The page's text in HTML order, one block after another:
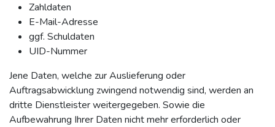
Zahldaten
E-Mail-Adresse
ggf. Schuldaten
UID-Nummer
Jene Daten, welche zur Auslieferung oder
Auftragsabwicklung zwingend notwendig sind, werden an
dritte Dienstleister weitergegeben. Sowie die
Aufbewahrung Ihrer Daten nicht mehr erforderlich oder